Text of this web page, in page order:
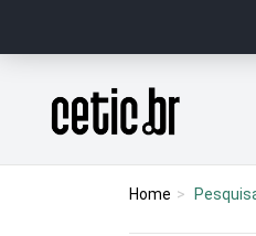
Página inicial
Home